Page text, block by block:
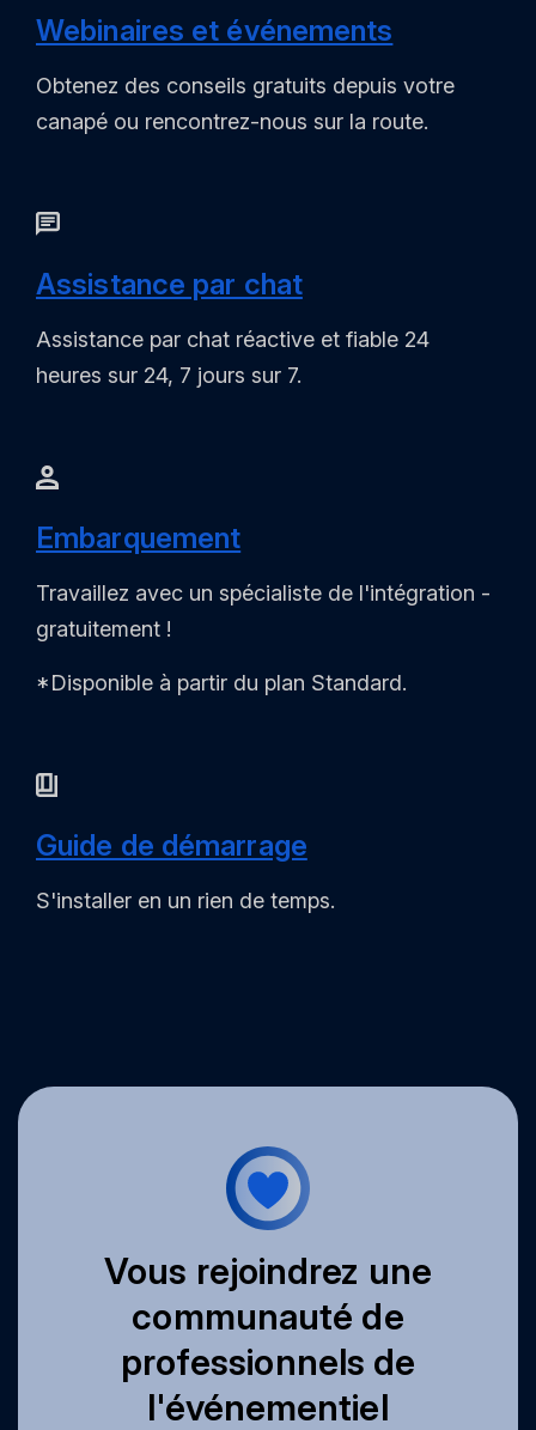
Webinaires et événements
Obtenez des conseils gratuits depuis votre
canapé ou rencontrez-nous sur la route.
Assistance par chat
Assistance par chat réactive et fiable 24
heures sur 24, 7 jours sur 7.
Embarquement
Travaillez avec un spécialiste de l'intégration -
gratuitement !
*Disponible à partir du plan Standard.
Guide de démarrage
S'installer en un rien de temps.
Vous rejoindrez une
communauté de
professionnels de
l'événementiel